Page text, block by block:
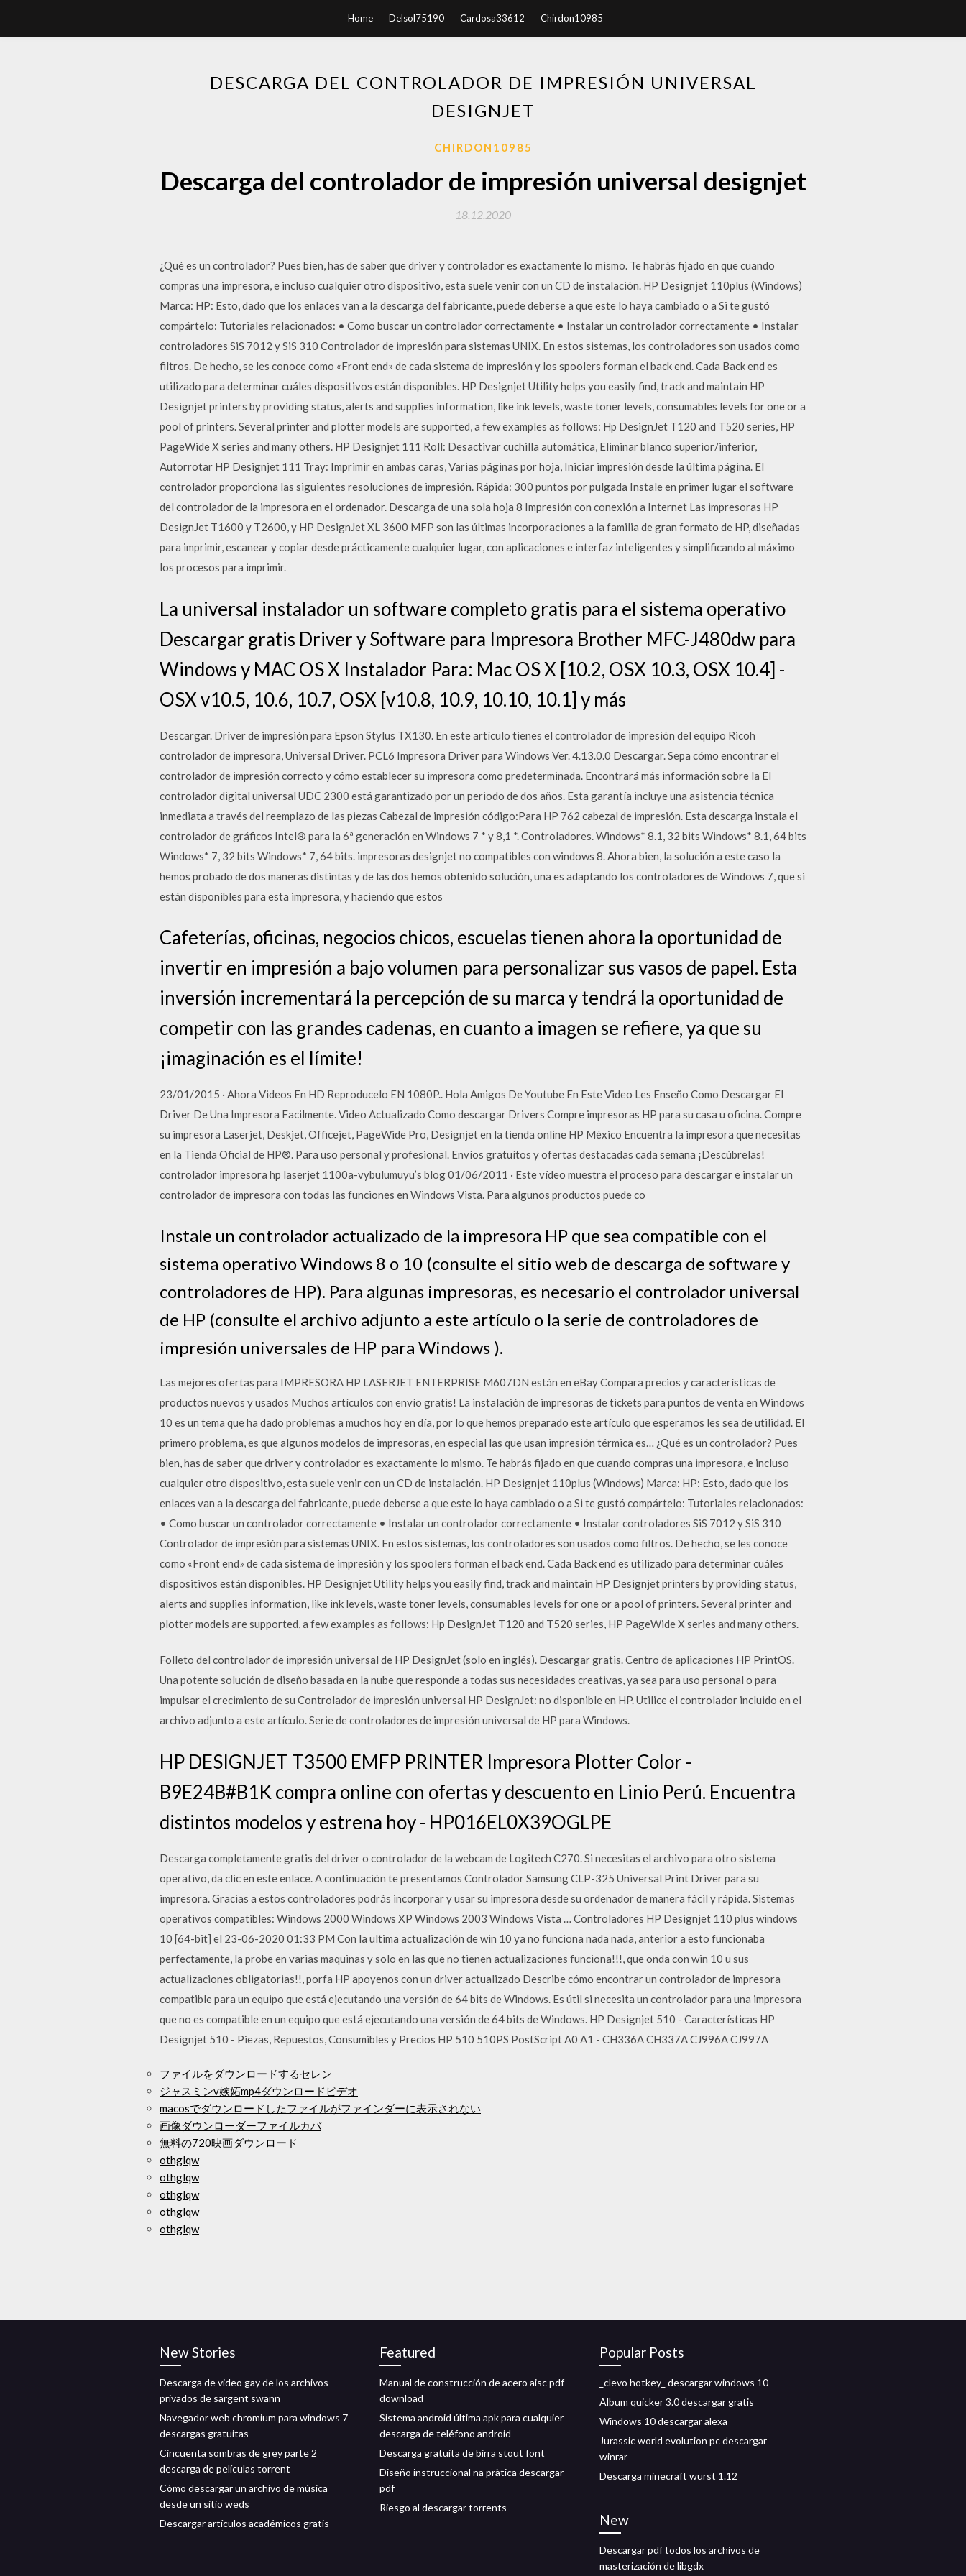
Home Delsol75190 Cardosa33612 Chirdon10985
DESCARGA DEL CONTROLADOR DE IMPRESIÓN UNIVERSAL
DESIGNJET
CHIRDON10985
Descarga del controlador de impresión universal designjet
18.12.2020
¿Qué es un controlador? Pues bien, has de saber que driver y controlador es exactamente lo mismo. Te habrás fijado en que cuando
compras una impresora, e incluso cualquier otro dispositivo, esta suele venir con un CD de instalación. HP Designjet 110plus (Windows)
Marca: HP: Esto, dado que los enlaces van a la descarga del fabricante, puede deberse a que este lo haya cambiado o a Si te gustó
compártelo: Tutoriales relacionados: • Como buscar un controlador correctamente • Instalar un controlador correctamente • Instalar
controladores SiS 7012 y SiS 310 Controlador de impresión para sistemas UNIX. En estos sistemas, los controladores son usados como
filtros. De hecho, se les conoce como «Front end» de cada sistema de impresión y los spoolers forman el back end. Cada Back end es
utilizado para determinar cuáles dispositivos están disponibles. HP Designjet Utility helps you easily find, track and maintain HP
Designjet printers by providing status, alerts and supplies information, like ink levels, waste toner levels, consumables levels for one or a
pool of printers. Several printer and plotter models are supported, a few examples as follows: Hp DesignJet T120 and T520 series, HP
PageWide X series and many others. HP Designjet 111 Roll: Desactivar cuchilla automática, Eliminar blanco superior/inferior,
Autorrotar HP Designjet 111 Tray: Imprimir en ambas caras, Varias páginas por hoja, Iniciar impresión desde la última página. El
controlador proporciona las siguientes resoluciones de impresión. Rápida: 300 puntos por pulgada Instale en primer lugar el software
del controlador de la impresora en el ordenador. Descarga de una sola hoja 8 Impresión con conexión a Internet Las impresoras HP
DesignJet T1600 y T2600, y HP DesignJet XL 3600 MFP son las últimas incorporaciones a la familia de gran formato de HP, diseñadas
para imprimir, escanear y copiar desde prácticamente cualquier lugar, con aplicaciones e interfaz inteligentes y simplificando al máximo
los procesos para imprimir.
La universal instalador un software completo gratis para el sistema operativo
Descargar gratis Driver y Software para Impresora Brother MFC-J480dw para
Windows y MAC OS X Instalador Para: Mac OS X [10.2, OSX 10.3, OSX 10.4] -
OSX v10.5, 10.6, 10.7, OSX [v10.8, 10.9, 10.10, 10.1] y más
Descargar. Driver de impresión para Epson Stylus TX130. En este artículo tienes el controlador de impresión del equipo Ricoh
controlador de impresora, Universal Driver. PCL6 Impresora Driver para Windows Ver. 4.13.0.0 Descargar. Sepa cómo encontrar el
controlador de impresión correcto y cómo establecer su impresora como predeterminada. Encontrará más información sobre la El
controlador digital universal UDC 2300 está garantizado por un periodo de dos años. Esta garantía incluye una asistencia técnica
inmediata a través del reemplazo de las piezas Cabezal de impresión código:Para HP 762 cabezal de impresión. Esta descarga instala el
controlador de gráficos Intel® para la 6ª generación en Windows 7 * y 8,1 *. Controladores. Windows* 8.1, 32 bits Windows* 8.1, 64 bits
Windows* 7, 32 bits Windows* 7, 64 bits. impresoras designjet no compatibles con windows 8. Ahora bien, la solución a este caso la
hemos probado de dos maneras distintas y de las dos hemos obtenido solución, una es adaptando los controladores de Windows 7, que si
están disponibles para esta impresora, y haciendo que estos
Cafeterías, oficinas, negocios chicos, escuelas tienen ahora la oportunidad de
invertir en impresión a bajo volumen para personalizar sus vasos de papel. Esta
inversión incrementará la percepción de su marca y tendrá la oportunidad de
competir con las grandes cadenas, en cuanto a imagen se refiere, ya que su
¡imaginación es el límite!
23/01/2015 · Ahora Videos En HD Reproducelo EN 1080P.. Hola Amigos De Youtube En Este Video Les Enseño Como Descargar El
Driver De Una Impresora Facilmente. Video Actualizado Como descargar Drivers Compre impresoras HP para su casa u oficina. Compre
su impresora Laserjet, Deskjet, Officejet, PageWide Pro, Designjet en la tienda online HP México Encuentra la impresora que necesitas
en la Tienda Oficial de HP®. Para uso personal y profesional. Envíos gratuítos y ofertas destacadas cada semana ¡Descúbrelas!
controlador impresora hp laserjet 1100a-vybulumuyu’s blog 01/06/2011 · Este vídeo muestra el proceso para descargar e instalar un
controlador de impresora con todas las funciones en Windows Vista. Para algunos productos puede co
Instale un controlador actualizado de la impresora HP que sea compatible con el
sistema operativo Windows 8 o 10 (consulte el sitio web de descarga de software y
controladores de HP). Para algunas impresoras, es necesario el controlador universal
de HP (consulte el archivo adjunto a este artículo o la serie de controladores de
impresión universales de HP para Windows ).
Las mejores ofertas para IMPRESORA HP LASERJET ENTERPRISE M607DN están en eBay Compara precios y características de
productos nuevos y usados Muchos artículos con envío gratis! La instalación de impresoras de tickets para puntos de venta en Windows
10 es un tema que ha dado problemas a muchos hoy en día, por lo que hemos preparado este artículo que esperamos les sea de utilidad. El
primero problema, es que algunos modelos de impresoras, en especial las que usan impresión térmica es… ¿Qué es un controlador? Pues
bien, has de saber que driver y controlador es exactamente lo mismo. Te habrás fijado en que cuando compras una impresora, e incluso
cualquier otro dispositivo, esta suele venir con un CD de instalación. HP Designjet 110plus (Windows) Marca: HP: Esto, dado que los
enlaces van a la descarga del fabricante, puede deberse a que este lo haya cambiado o a Si te gustó compártelo: Tutoriales relacionados:
• Como buscar un controlador correctamente • Instalar un controlador correctamente • Instalar controladores SiS 7012 y SiS 310
Controlador de impresión para sistemas UNIX. En estos sistemas, los controladores son usados como filtros. De hecho, se les conoce
como «Front end» de cada sistema de impresión y los spoolers forman el back end. Cada Back end es utilizado para determinar cuáles
dispositivos están disponibles. HP Designjet Utility helps you easily find, track and maintain HP Designjet printers by providing status,
alerts and supplies information, like ink levels, waste toner levels, consumables levels for one or a pool of printers. Several printer and
plotter models are supported, a few examples as follows: Hp DesignJet T120 and T520 series, HP PageWide X series and many others.
Folleto del controlador de impresión universal de HP DesignJet (solo en inglés). Descargar gratis. Centro de aplicaciones HP PrintOS.
Una potente solución de diseño basada en la nube que responde a todas sus necesidades creativas, ya sea para uso personal o para
impulsar el crecimiento de su Controlador de impresión universal HP DesignJet: no disponible en HP. Utilice el controlador incluido en el
archivo adjunto a este artículo. Serie de controladores de impresión universal de HP para Windows.
HP DESIGNJET T3500 EMFP PRINTER Impresora Plotter Color -
B9E24B#B1K compra online con ofertas y descuento en Linio Perú. Encuentra
distintos modelos y estrena hoy - HP016EL0X39OGLPE
Descarga completamente gratis del driver o controlador de la webcam de Logitech C270. Si necesitas el archivo para otro sistema
operativo, da clic en este enlace. A continuación te presentamos Controlador Samsung CLP-325 Universal Print Driver para su
impresora. Gracias a estos controladores podrás incorporar y usar su impresora desde su ordenador de manera fácil y rápida. Sistemas
operativos compatibles: Windows 2000 Windows XP Windows 2003 Windows Vista … Controladores HP Designjet 110 plus windows
10 [64-bit] el ‎23-06-2020 01:33 PM Con la ultima actualización de win 10 ya no funciona nada nada, anterior a esto funcionaba
perfectamente, la probe en varias maquinas y solo en las que no tienen actualizaciones funciona!!!, que onda con win 10 u sus
actualizaciones obligatorias!!, porfa HP apoyenos con un driver actualizado Describe cómo encontrar un controlador de impresora
compatible para un equipo que está ejecutando una versión de 64 bits de Windows. Es útil si necesita un controlador para una impresora
que no es compatible en un equipo que está ejecutando una versión de 64 bits de Windows. HP Designjet 510 - Características HP
Designjet 510 - Piezas, Repuestos, Consumibles y Precios HP 510 510PS PostScript A0 A1 - CH336A CH337A CJ996A CJ997A
ファイルをダウンロードするセレン
ジャスミンv嫉妬mp4ダウンロードビデオ
macosでダウンロードしたファイルがファインダーに表示されない
画像ダウンローダーファイルカバ
無料の720映画ダウンロード
othglqw
othglqw
othglqw
othglqw
othglqw
New Stories
Descarga de video gay de los archivos
privados de sargent swann
Navegador web chromium para windows 7
descargas gratuitas
Cincuenta sombras de grey parte 2
descarga de películas torrent
Cómo descargar un archivo de música
desde un sitio weds
Descargar artículos académicos gratis
Featured
Manual de construcción de acero aisc pdf
download
Sistema android última apk para cualquier
descarga de teléfono android
Descarga gratuita de birra stout font
Diseño instruccional na pràtica descargar
pdf
Riesgo al descargar torrents
Popular Posts
_clevo hotkey_ descargar windows 10
Album quicker 3.0 descargar gratis
Windows 10 descargar alexa
Jurassic world evolution pc descargar
winrar
Descarga minecraft wurst 1.12
New
Descargar pdf todos los archivos de
masterización de libgdx